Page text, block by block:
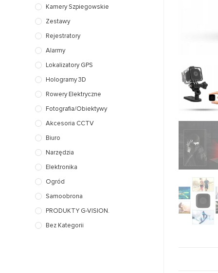
Kamery Szpiegowskie
Zestawy
Rejestratory
Alarmy
Lokalizatory GPS
Hologramy 3D
Rowery Elektryczne
Fotografia/Obiektywy
Akcesoria CCTV
Biuro
Narzędzia
Elektronika
Ogród
Samoobrona
PRODUKTY G-VISION.
Bez Kategorii